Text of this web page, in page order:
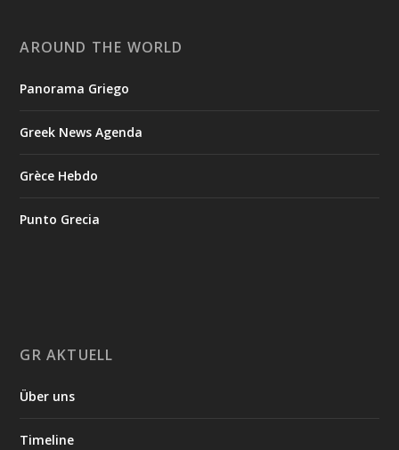
AROUND THE WORLD
Panorama Griego
Greek News Agenda
Grèce Hebdo
Punto Grecia
GR AKTUELL
Über uns
Timeline